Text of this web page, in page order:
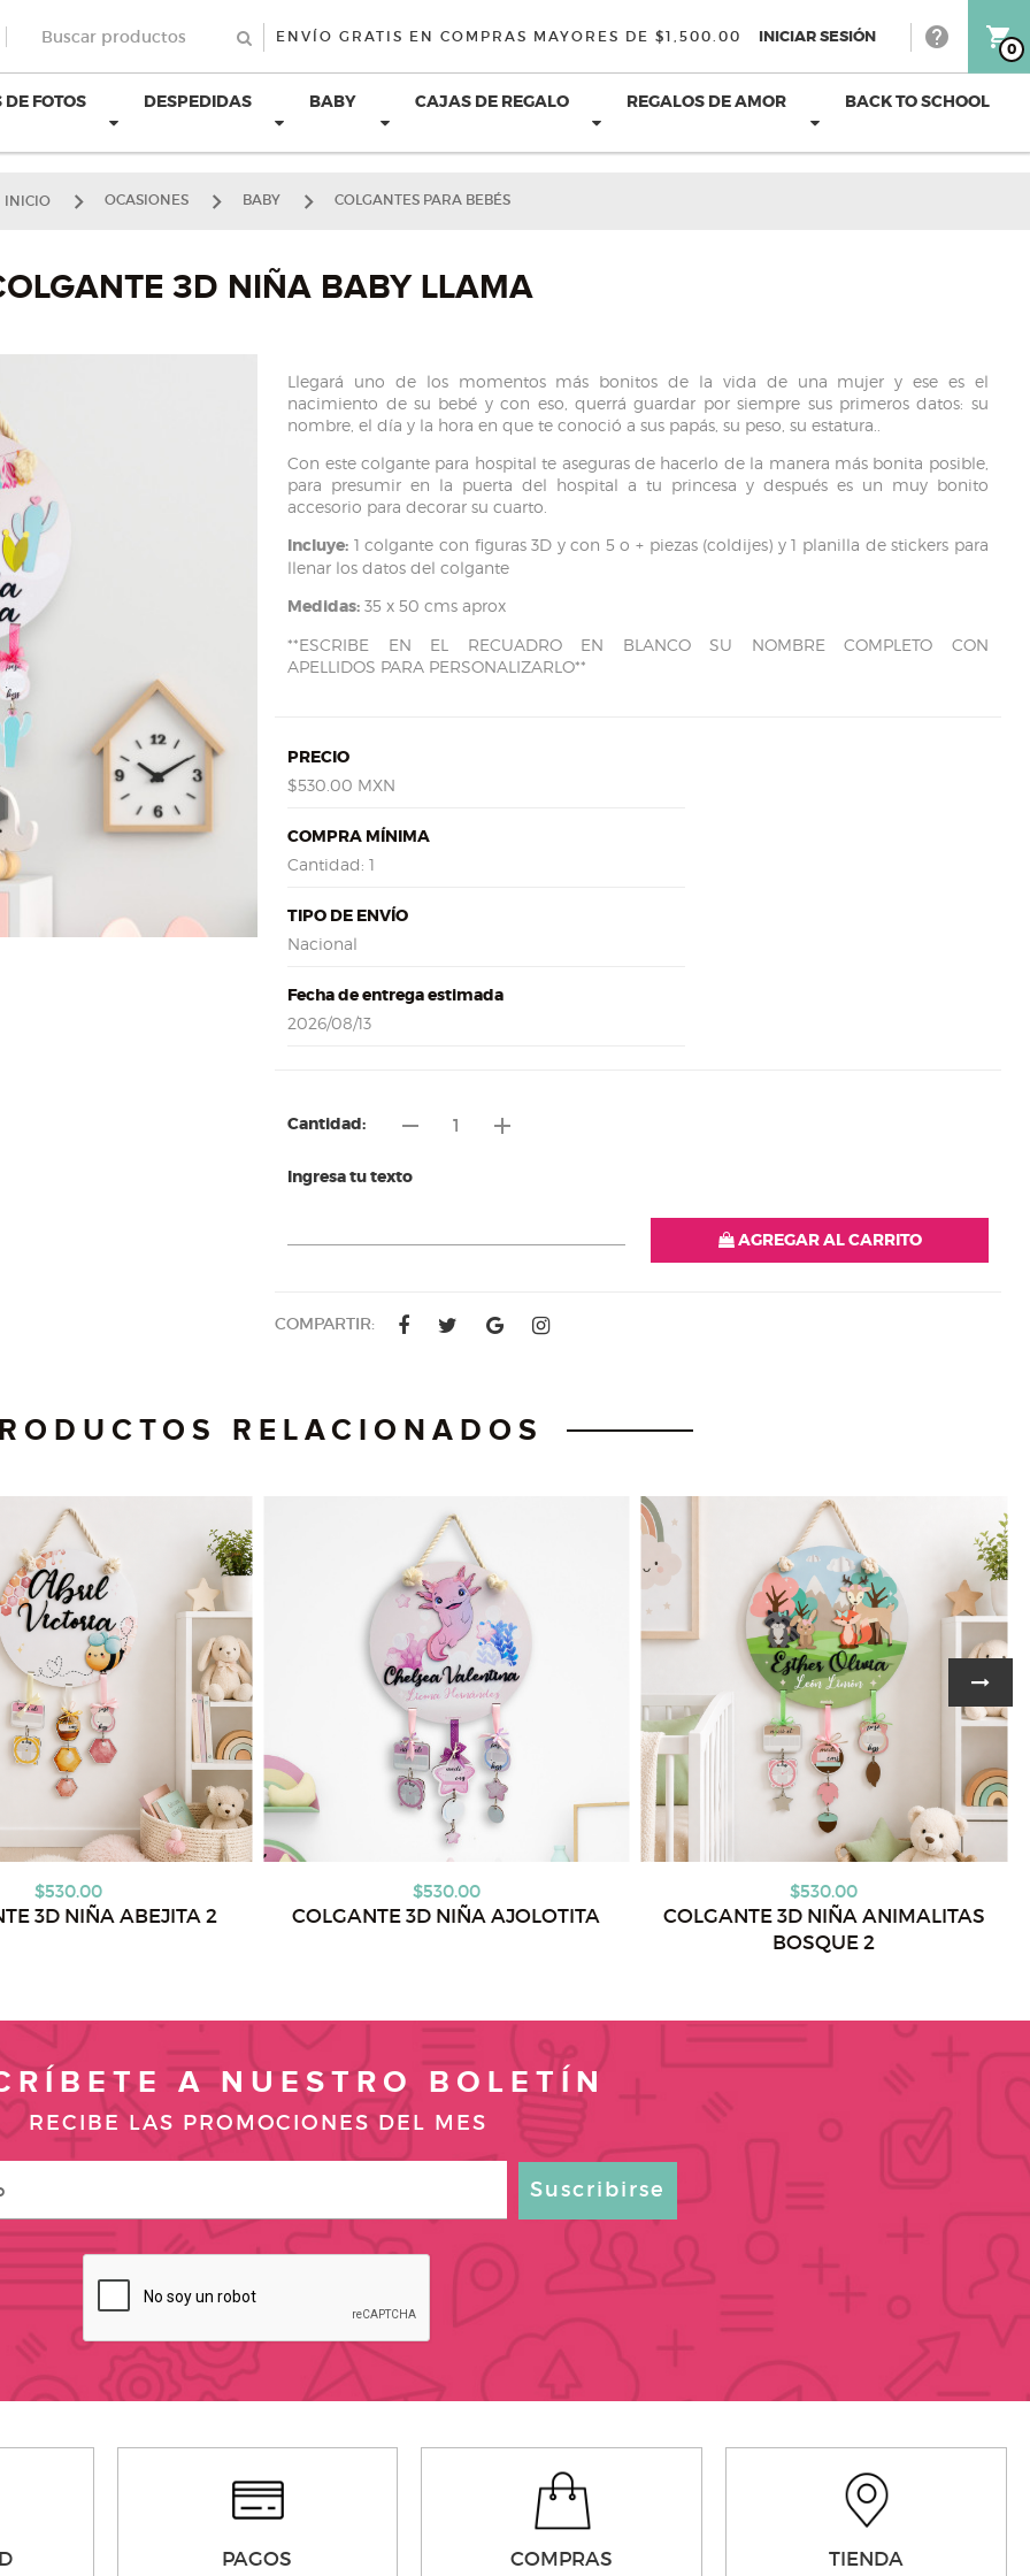
ENVÍO GRATIS EN COMPRAS MAYORES DE $1,500.00 INICIAR SESIÓN help 0
shopping_cart
FOTOS DESPEDIDAS BABY CAJAS DE REGALO REGALOS DE AMOR BACK TO SCHOOL
INICIO OCASIONES BABY COLGANTES PARA BEBÉS
3D NIÑA BABY LLAMA
Llegará uno de los momentos más bonitos de la vida de una mujer y ese es el
nacimiento de su bebé y con eso, querrá guardar por siempre sus primeros datos: su
nombre, el día y la hora en que te conoció a sus papás, su peso, su estatura..
Con este colgante para hospital te aseguras de hacerlo de la manera más bonita posible,
para presumir en la puerta del hospital a tu princesa y después es un muy bonito
accesorio para decorar su cuarto.
Incluye: 1 colgante con figuras 3D y con 5 o + piezas (coldijes) y 1 planilla de stickers para
llenar los datos del colgante
Medidas: 35 x 50 cms aprox
**ESCRIBE EN EL RECUADRO EN BLANCO SU NOMBRE COMPLETO CON
APELLIDOS PARA PERSONALIZARLO**
PRECIO
$530.00 MXN
COMPRA MÍNIMA
Cantidad: 1
TIPO DE ENVÍO
Nacional
Fecha de entrega estimada
2026/08/13
Cantidad: remove add
Ingresa tu texto
AGREGAR AL CARRITO
COMPARTIR:
RELACIONADOS
$530.00
3D NIÑA ABEJITA 2
$530.00
COLGANTE 3D NIÑA AJOLOTITA
$530.00
COLGANTE 3D NIÑA ANIMALITAS
BOSQUE 2
A NUESTRO BOLETÍN
RECIBE LAS PROMOCIONES DEL MES
Suscribirse
PAGOS COMPRAS TIENDA